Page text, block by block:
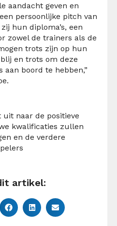
aandacht geven en
persoonlijke pitch van
hun diploma’s, een
zowel de trainers als de
trots zijn op hun
en trots om deze
boord te hebben,”
naar de positieve
kwalificaties zullen
en de verdere
artikel: